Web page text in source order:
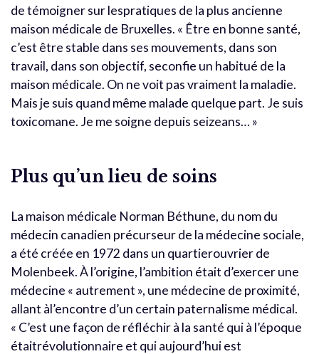
de témoigner sur lespratiques de la plus ancienne
maison médicale de Bruxelles. « Être en bonne santé,
c’est être stable dans ses mouvements, dans son
travail, dans son objectif, seconfie un habitué de la
maison médicale. On ne voit pas vraiment la maladie.
Mais je suis quand même malade quelque part. Je suis
toxicomane. Je me soigne depuis seizeans… »
Plus qu’un lieu de soins
La maison médicale Norman Béthune, du nom du
médecin canadien précurseur de la médecine sociale,
a été créée en 1972 dans un quartierouvrier de
Molenbeek. À l’origine, l’ambition était d’exercer une
médecine « autrement », une médecine de proximité,
allant àl’encontre d’un certain paternalisme médical.
« C’est une façon de réfléchir à la santé qui à l’époque
étaitrévolutionnaire et qui aujourd’hui est